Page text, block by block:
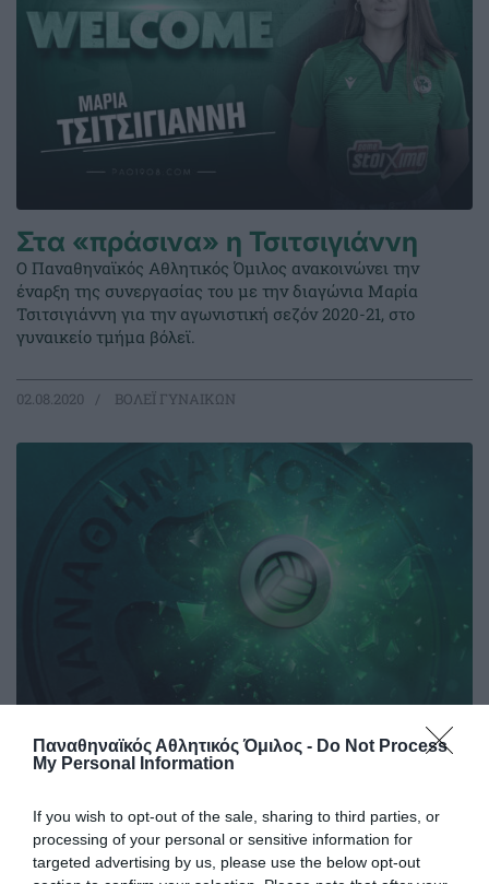
Παναθηναϊκός Αθλητικός Όμιλος - Do Not Process
My Personal Information
If you wish to opt-out of the sale, sharing to third parties, or
processing of your personal or sensitive information for
targeted advertising by us, please use the below opt-out
Στα «πράσινα» η Τσιτσιγιάννη
Ο Παναθηναϊκός Αθλητικός Όμιλος ανακοινώνει την
έναρξη της συνεργασίας του με την διαγώνια Μαρία
Τσιτσιγιάννη για την αγωνιστική σεζόν 2020-21, στο
γυναικείο τμήμα βόλεϊ.
02.08.2020 ΒΟΛΕΪ ΓΥΝΑΙΚΩΝ
Στον πρώτο όμιλο τα «φίνα
Πραγματοποιήθηκε η κλήρωση του πρωταθλήματος της
Volleyleague γυναικών και ο Παναθηναϊκός κληρώθηκε
στον πρώτο όμιλο.